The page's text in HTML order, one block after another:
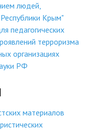
людей,
Крым"
педагогических
терроризма
организациях
РФ
материалов